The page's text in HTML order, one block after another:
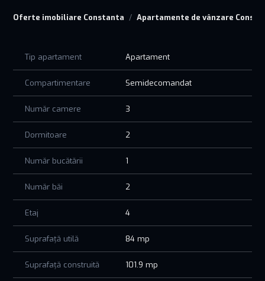
Oferte imobiliare Constanta Apartamente de vânzare
superioară.
organizate.
• Confort și siguranță: lift modern, interfon și acces controlat.
📍 Avantajele locației:
stații de transport public și spații verzi.
orașului.
Prețul afișat nu conține TVA!!!
Acest apartament este alegerea ideală pentru o familie care
liniștită și accesibilă.
Tip apartament Apartament
Compartimentare Semidecomandat
Număr camere 3
Dormitoare 2
Număr bucătării 1
Număr băi 2
Etaj 4
Suprafață utilă 84 mp
Suprafață construită 101.9 mp